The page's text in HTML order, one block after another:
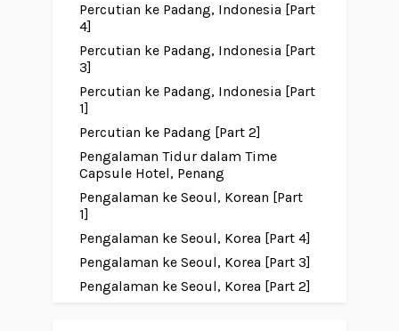
Percutian ke Padang, Indonesia [Part
4]
Percutian ke Padang, Indonesia [Part
3]
Percutian ke Padang, Indonesia [Part
1]
Percutian ke Padang [Part 2]
Pengalaman Tidur dalam Time
Capsule Hotel, Penang
Pengalaman ke Seoul, Korean [Part
1]
Pengalaman ke Seoul, Korea [Part 4]
Pengalaman ke Seoul, Korea [Part 3]
Pengalaman ke Seoul, Korea [Part 2]